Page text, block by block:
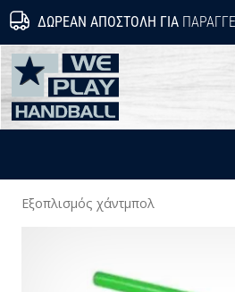
ΔΩΡΕΆΝ ΑΠΟΣΤΟΛΉ ΓΙΑ
WePlayHandball.gr
Εξοπλισμός χάντμπολ